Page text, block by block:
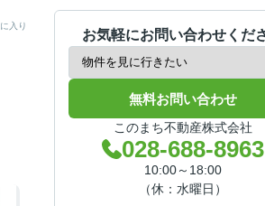
入り
お気軽にお問い合わせくだ
無料お問い合わせ
このまち不動産株式会社
028-688-8963
10:00～18:00
（休：水曜日）